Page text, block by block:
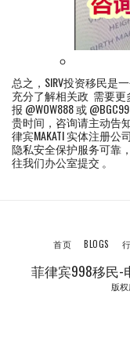
总之，SIRV投资移民是
充分了解相关政 需要更
报 @WOW888 或
贵时间，咨询请主动告
律宾MAKATI 实体注册
隐私安全保护服务可靠
往我们办公室提交 。
菲律宾998移民-
版
首页 BLOGS